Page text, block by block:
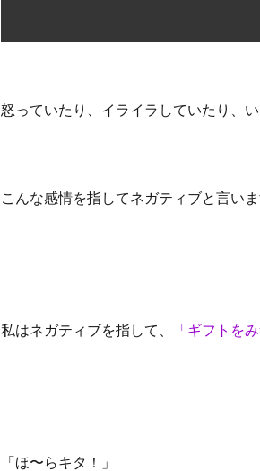
怒っていたり、イライラしていたり、
こんな感情を指してネガティブと言い
私はネガティブを指して、 「ギフトを
「ほ〜らキタ！」